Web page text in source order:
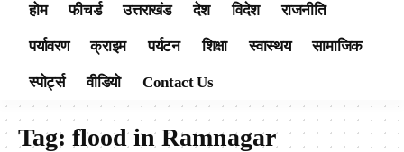
होम फीचर्ड उत्तराखंड देश विदेश राजनीति
पर्यावरण क्राइम पर्यटन शिक्षा स्वास्थय सामाजिक
स्पोर्ट्स वीडियो Contact Us
Tag: flood in Ramnagar